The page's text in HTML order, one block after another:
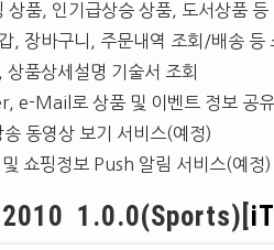
상품, 인기급상승 상품, 도서상품 등
, 장바구니, 주문내역 조회/배송 등
상품상세설명 기술서 조회
e-Mail로 상품 및 이벤트 정보 공
동영상 보기 서비스(예정)
및 쇼핑정보 Push 알림 서비스(예정)
2010 1.0.0(Sports)[